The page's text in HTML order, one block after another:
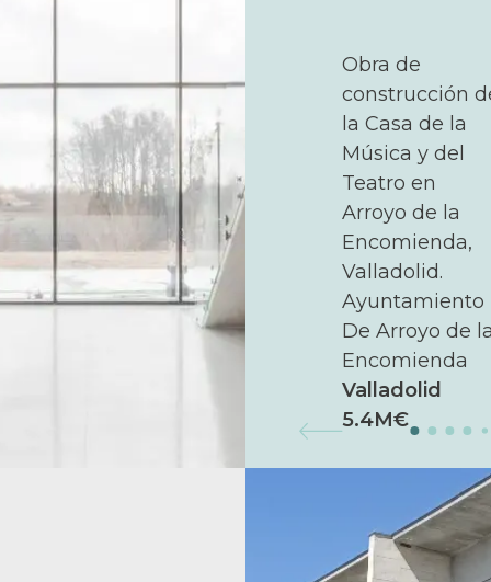
Obra de
construcción
la Casa de la
Música y del
Teatro en
Arroyo de la
Encomienda,
Valladolid.
Ayuntamiento
De Arroyo de
Encomienda
Valladolid
5.4M€